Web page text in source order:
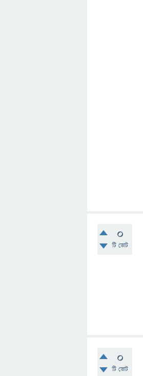
0
টি ভোট
0
টি ভোট